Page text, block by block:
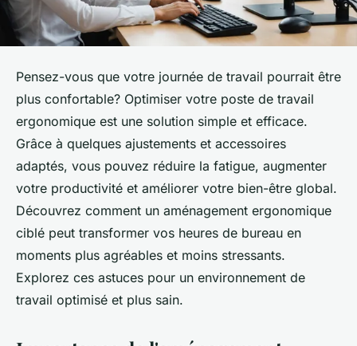
Pensez-vous que votre journée de travail pourrait être
plus confortable? Optimiser votre poste de travail
ergonomique est une solution simple et efficace.
Grâce à quelques ajustements et accessoires
adaptés, vous pouvez réduire la fatigue, augmenter
votre productivité et améliorer votre bien-être global.
Découvrez comment un aménagement ergonomique
ciblé peut transformer vos heures de bureau en
moments plus agréables et moins stressants.
Explorez ces astuces pour un environnement de
travail optimisé et plus sain.